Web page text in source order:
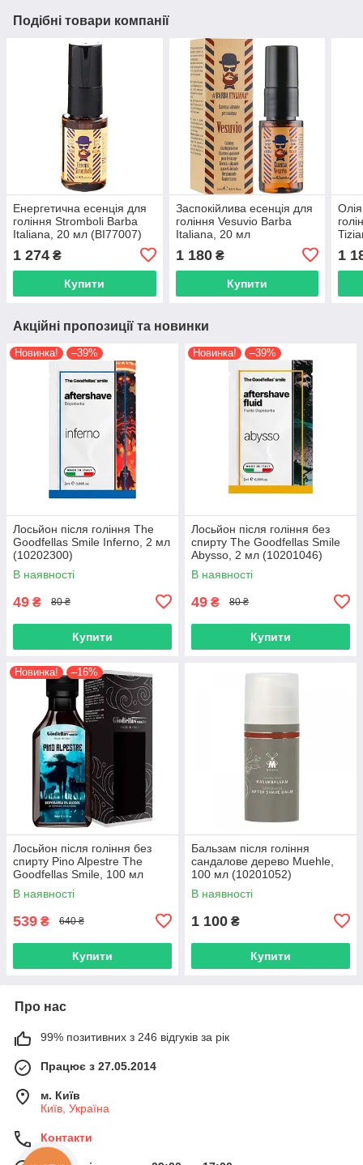
Подібні товари компанії
Енергетична есенція для
гоління Stromboli Barba
Italiana, 20 мл (BI77007)
1 274 ₴
Купити
Заспокійлива есенція для
гоління Vesuvio Barba
Italiana, 20 мл
1 180₴
Купити
1
Акційні пропозиції та новинки
Новинка! –39%
Лосьйон після гоління The
Goodfellas Smile Inferno, 2 мл
(10202300)
В наявності
49 ₴ 80 ₴
Купити
Новинка! –39%
Лосьйон після гоління без
спирту The Goodfellas Smile
Abysso, 2 мл (10201046)
В наявності
49 ₴ 80 ₴
Купити
Новинка! –16%
Лосьйон після гоління без
спирту Pino Alpestre The
Goodfellas Smile, 100 мл
(10201039)
В наявності
539 ₴ 640 ₴
Купити
Бальзам після гоління
сандалове дерево Muehle,
100 мл (10201052)
В наявності
1 100 ₴
Купити
Про нас
99% позитивних з 246 відгуків за рік
Працює з 27.05.2014
м. Київ
Київ, Україна
Контакти